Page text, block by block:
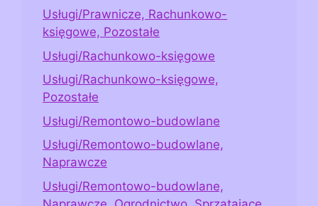
Usługi/Prawnicze, Rachunkowo-
księgowe, Pozostałe
Usługi/Rachunkowo-księgowe
Usługi/Rachunkowo-księgowe,
Pozostałe
Usługi/Remontowo-budowlane
Usługi/Remontowo-budowlane,
Naprawcze
Usługi/Remontowo-budowlane,